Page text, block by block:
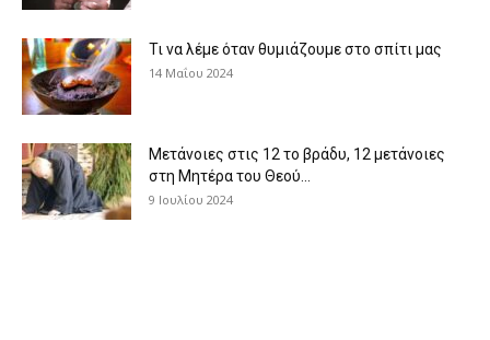
Τι να λέμε όταν θυμιάζουμε στο σπίτι μας
14 Μαΐου 2024
Μετάνοιες στις 12 το βράδυ, 12 μετάνοιες
στη Μητέρα του Θεού...
9 Ιουλίου 2024